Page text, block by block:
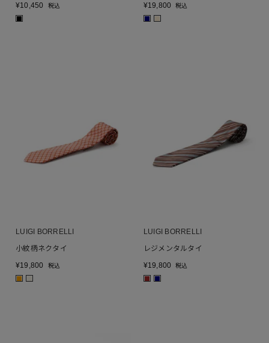
¥10,450 税込
■
¥19,800 税込
■
LUIGI BORRELLI
小紋柄ネクタイ
¥19,800 税込
■
LUIGI BORRELLI
レジメンタルタイ
¥19,800 税込
■ ■